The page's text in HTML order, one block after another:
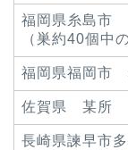
福岡県糸島市
（巣約40個中
福岡県福岡市
佐賀県 某所
長崎県諫早市